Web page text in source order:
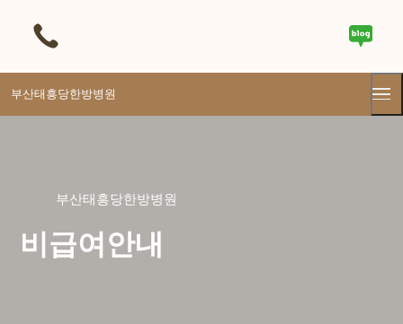
부산태흥당한방병원
부산태흥당한방병원
비급여안내